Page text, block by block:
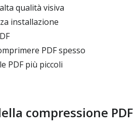
qualità visiva
installazione
PDF spesso
PDF più piccoli
compressione PDF